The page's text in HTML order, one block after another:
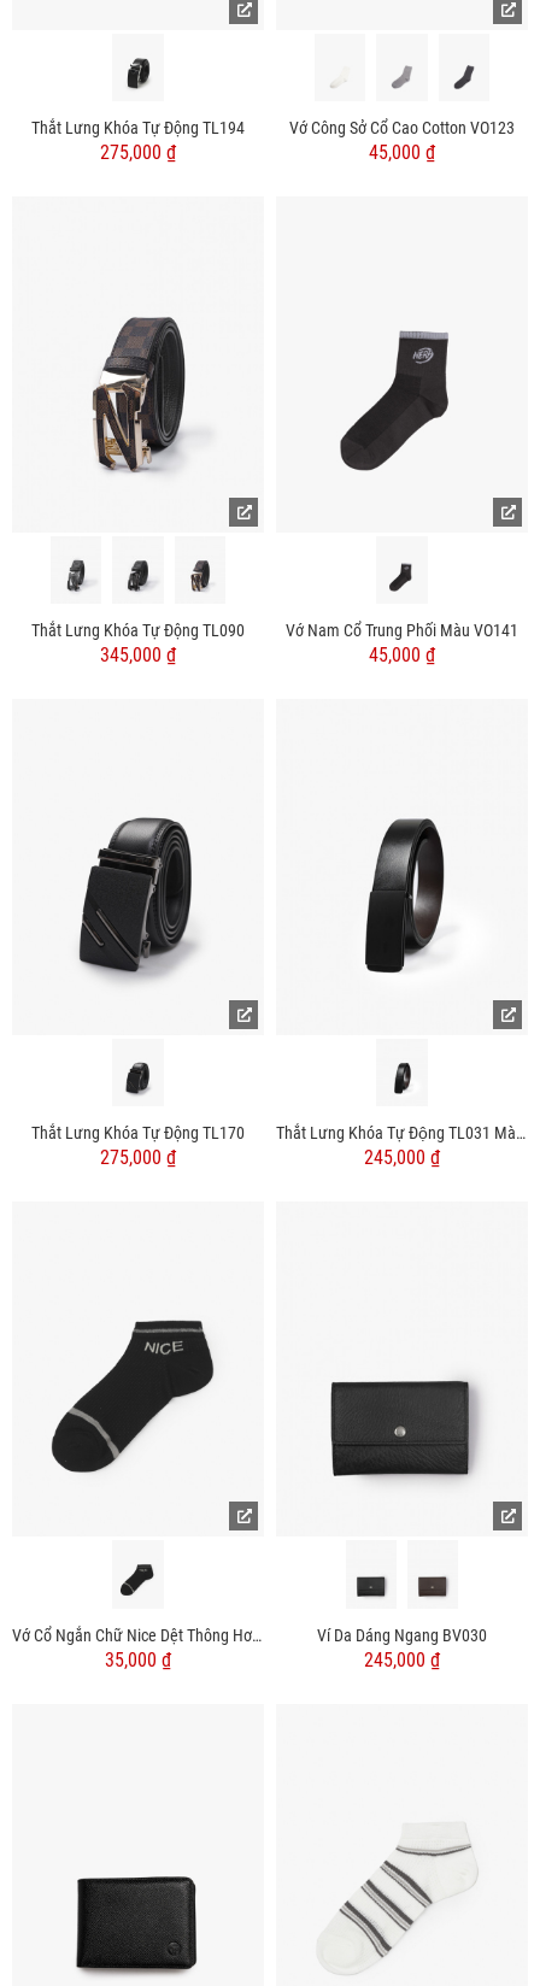
Thắt Lưng Khóa Tự Động TL194
275,000 ₫
Vớ Công Sở Cổ Cao Cotton VO123
45,000 ₫
Thắt Lưng Khóa Tự Động TL090
345,000 ₫
Vớ Nam Cổ Trung Phối Màu VO141
45,000 ₫
Thắt Lưng Khóa Tự Động TL170
275,000 ₫
Thắt Lưng Khóa Tự Động TL031 Màu Đen
245,000 ₫
Vớ Cổ Ngắn Chữ Nice Dệt Thông Hơi Sợi Cotton Thấm Hút VO130
35,000 ₫
Ví Da Dáng Ngang BV030
245,000 ₫